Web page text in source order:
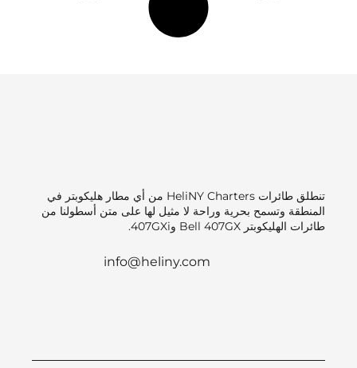
تنطلق طائرات HeliNY Charters من أي مطار هليكوبتر في
المنطقة وتسمح بحرية وراحة لا مثيل لها على متن أسطولنا من
طائرات الهليكوبتر Bell 407GX و407GXi.
info@heliny.com